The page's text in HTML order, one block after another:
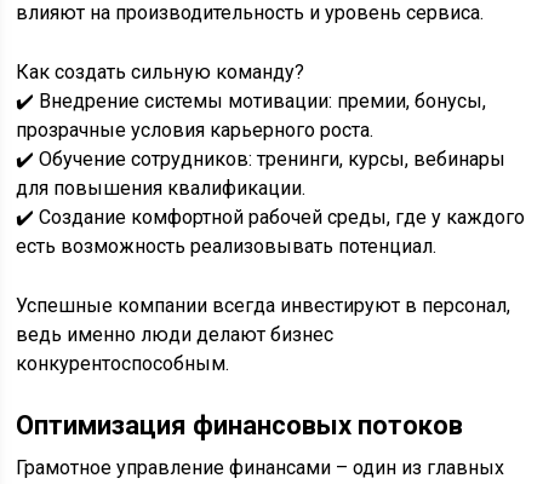
влияют на производительность и уровень сервиса.
Как создать сильную команду?
✔️ Внедрение системы мотивации: премии, бонусы,
прозрачные условия карьерного роста.
✔️ Обучение сотрудников: тренинги, курсы, вебинары
для повышения квалификации.
✔️ Создание комфортной рабочей среды, где у каждого
есть возможность реализовывать потенциал.
Успешные компании всегда инвестируют в персонал,
ведь именно люди делают бизнес
конкурентоспособным.
Оптимизация финансовых потоков
Грамотное управление финансами – один из главных